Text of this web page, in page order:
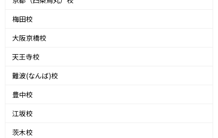
梅田校
大阪京橋校
天王寺校
難波(なんば)校
豊中校
江坂校
茨木校